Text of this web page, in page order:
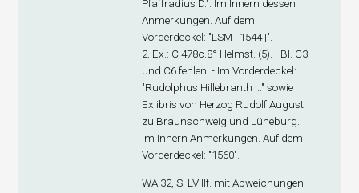
Pfaffradius D.". Im Innern dessen
Anmerkungen. Auf dem
Vorderdeckel: "LSM | 1544 |".
2. Ex.: C 478c.8° Helmst. (5). - Bl. C3
und C6 fehlen. - Im Vorderdeckel:
"Rudolphus Hillebranth ..." sowie
Exlibris von Herzog Rudolf August
zu Braunschweig und Lüneburg.
Im Innern Anmerkungen. Auf dem
Vorderdeckel: "1560".
WA 32, S. LVIIIf. mit Abweichungen.